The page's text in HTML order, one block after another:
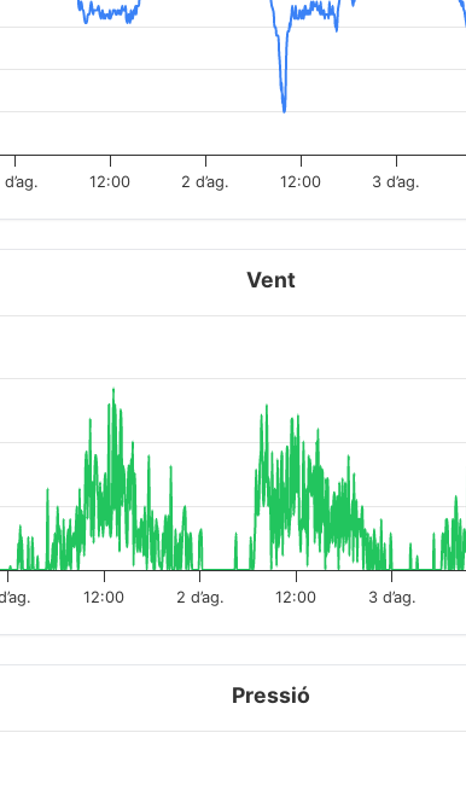
d’ag. 12:00 2 d’ag. 12:00 3 d’ag.
Vent
12:00 2 d’ag. 12:00 3 d’ag.
Pressió